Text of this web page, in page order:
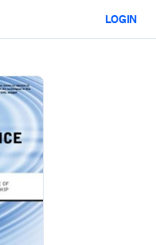
essenciais de IA.
era do trabalho.
resolução de problemas reais e
LOGIN